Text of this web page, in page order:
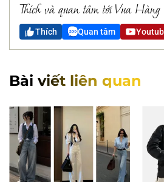
Thích và quan tâm tới Vua
Thích Quan tâm
Bài viết liên quan